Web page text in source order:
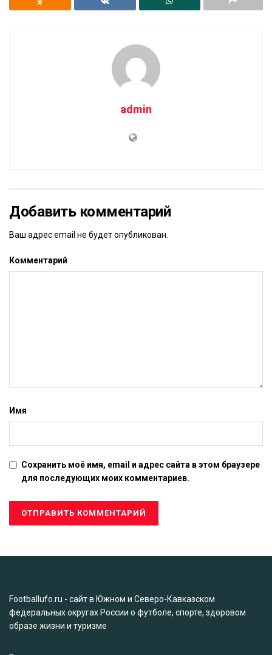
admin
Добавить комментарий
Ваш адрес email не будет опубликован.
Комментарий
Имя
Сохранить моё имя, email и адрес сайта в этом браузере
для последующих моих комментариев.
Footballufo.ru - сайт в Южном и Северо-Кавказском
федеральных округах России о футболе, спорте, здоровом
образе жизни и туризме